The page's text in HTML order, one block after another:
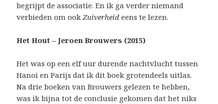
begrijpt de associatie. En ik ga verder niemand
verbieden om ookZuiverheid eens te lezen.
Het Hout – Jeroen Brouwers (2015)
Het was op een elf uur durende nachtvlucht tussen
Hanoi en Parijs dat ik dit boek grotendeels uitlas.
Na drie boeken van Brouwers gelezen te hebben,
was ik bijna tot de conclusie gekomen dat het niks